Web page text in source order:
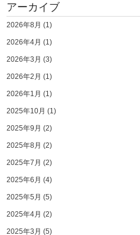
アーカイブ
2026年8月 (1)
2026年4月 (1)
2026年3月 (3)
2026年2月 (1)
2026年1月 (1)
2025年10月 (1)
2025年9月 (2)
2025年8月 (2)
2025年7月 (2)
2025年6月 (4)
2025年5月 (5)
2025年4月 (2)
2025年3月 (5)